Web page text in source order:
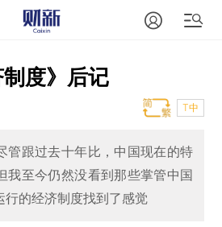
制度》后记
T中
管跟过去十年比，中国现在的特
我至今仍然没看到那些掌管中国
行的经济制度找到了感觉